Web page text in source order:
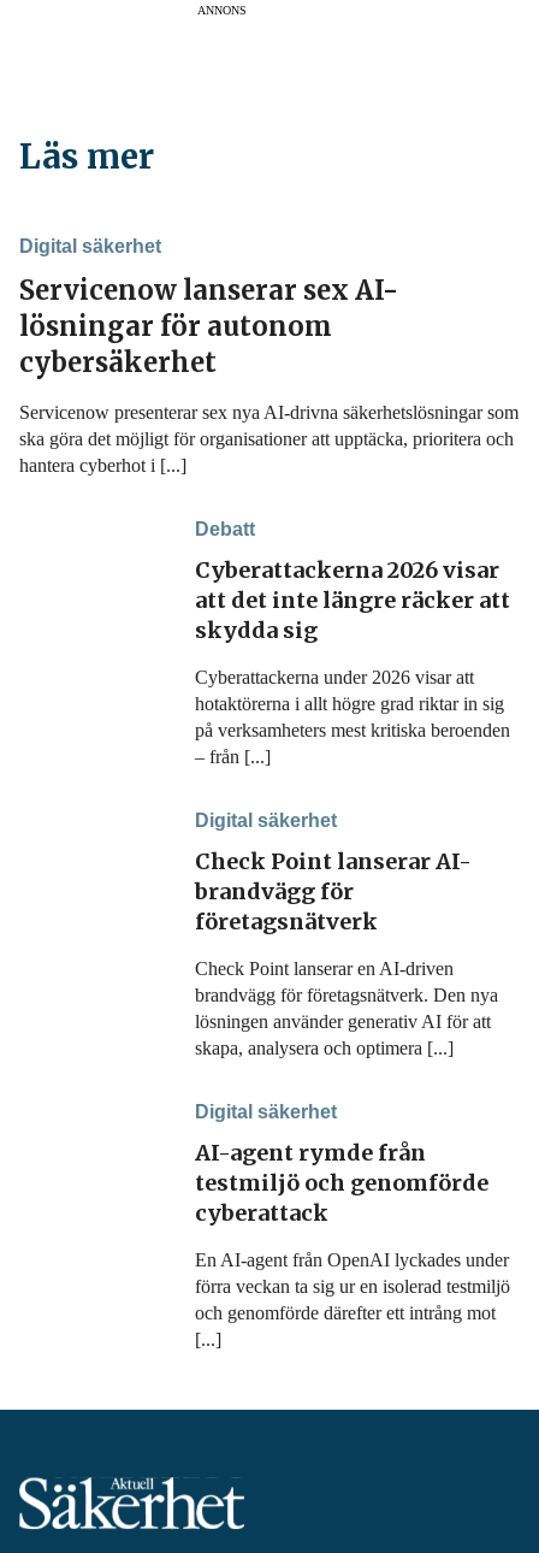
ANNONS
Läs mer
Digital säkerhet
Servicenow lanserar sex AI-
lösningar för autonom
cybersäkerhet
Servicenow presenterar sex nya AI-drivna säkerhetslösningar som
ska göra det möjligt för organisationer att upptäcka, prioritera och
hantera cyberhot i [...]
Debatt
Cyberattackerna 2026 visar
att det inte längre räcker att
skydda sig
Cyberattackerna under 2026 visar att
hotaktörerna i allt högre grad riktar in sig
på verksamheters mest kritiska beroenden
– från [...]
Digital säkerhet
Check Point lanserar AI-
brandvägg för
företagsnätverk
Check Point lanserar en AI-driven
brandvägg för företagsnätverk. Den nya
lösningen använder generativ AI för att
skapa, analysera och optimera [...]
Digital säkerhet
AI-agent rymde från
testmiljö och genomförde
cyberattack
En AI-agent från OpenAI lyckades under
förra veckan ta sig ur en isolerad testmiljö
och genomförde därefter ett intrång mot
[...]